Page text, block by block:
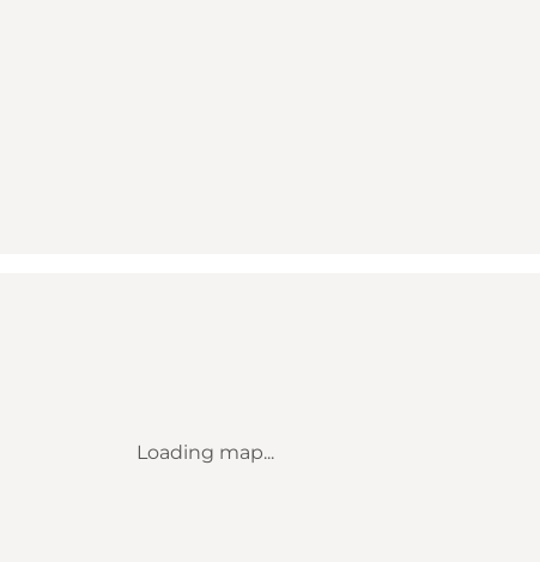
Loading map...